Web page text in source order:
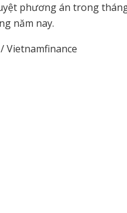
phương án trong
năm nay.
Vietnamfinance